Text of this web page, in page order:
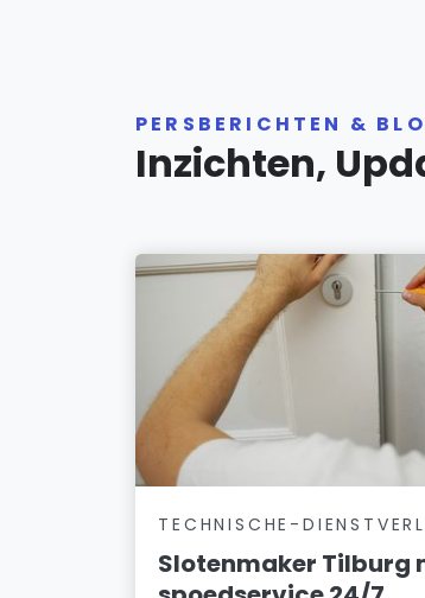
PERSBERICHTEN &
Inzichten,
TECHNISCHE-
Slotenmaker Tilburg